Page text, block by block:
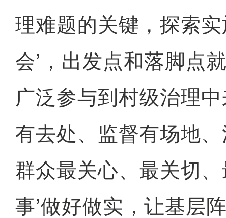
理难题的关键，探索实
会’，出发点和落脚点
广泛参与到村级治理
有去处、监督有场地
群众最关心、最关切
事’做好做实，让基层